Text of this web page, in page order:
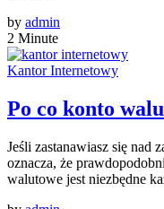
by admin
2 Minute
Kantor Internetowy
Po co konto
Jeśli zastanawiasz się nad
oznacza, że
walutowe jest niezbędne